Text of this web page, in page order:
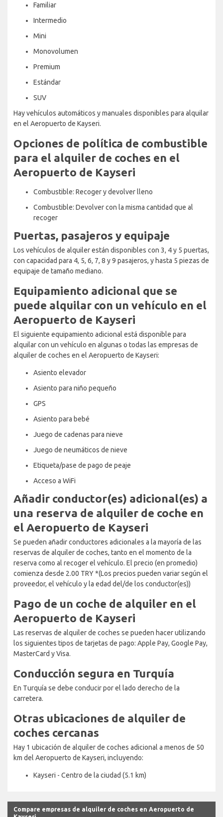
Familiar
Intermedio
Mini
Monovolumen
Premium
Estándar
SUV
Hay vehículos automáticos y manuales disponibles para alquilar
en el Aeropuerto de Kayseri.
Opciones de política de combustible
para el alquiler de coches en el
Aeropuerto de Kayseri
Combustible: Recoger y devolver lleno
Combustible: Devolver con la misma cantidad que al
recoger
Puertas, pasajeros y equipaje
Los vehículos de alquiler están disponibles con 3, 4 y 5 puertas,
con capacidad para 4, 5, 6, 7, 8 y 9 pasajeros, y hasta 5 piezas de
equipaje de tamaño mediano.
Equipamiento adicional que se
puede alquilar con un vehículo en el
Aeropuerto de Kayseri
El siguiente equipamiento adicional está disponible para
alquilar con un vehículo en algunas o todas las empresas de
alquiler de coches en el Aeropuerto de Kayseri:
Asiento elevador
Asiento para niño pequeño
GPS
Asiento para bebé
Juego de cadenas para nieve
Juego de neumáticos de nieve
Etiqueta/pase de pago de peaje
Acceso a WiFi
Añadir conductor(es) adicional(es) a
una reserva de alquiler de coche en
el Aeropuerto de Kayseri
Se pueden añadir conductores adicionales a la mayoría de las
reservas de alquiler de coches, tanto en el momento de la
reserva como al recoger el vehículo. El precio (en promedio)
comienza desde 2.00 TRY *(Los precios pueden variar según el
proveedor, el vehículo y la edad del/de los conductor(es))
Pago de un coche de alquiler en el
Aeropuerto de Kayseri
Las reservas de alquiler de coches se pueden hacer utilizando
los siguientes tipos de tarjetas de pago: Apple Pay, Google Pay,
MasterCard y Visa.
Conducción segura en Turquía
En Turquía se debe conducir por el lado derecho de la
carretera.
Otras ubicaciones de alquiler de
coches cercanas
Hay 1 ubicación de alquiler de coches adicional a menos de 50
km del Aeropuerto de Kayseri, incluyendo:
Kayseri - Centro de la ciudad (5.1 km)
Compare empresas de alquiler de coches en Aeropuerto de